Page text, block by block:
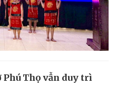
Thọ vẫn duy trì